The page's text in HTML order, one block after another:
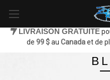
LIVRAISON GRATUITE
de 99 $au Canadaet de